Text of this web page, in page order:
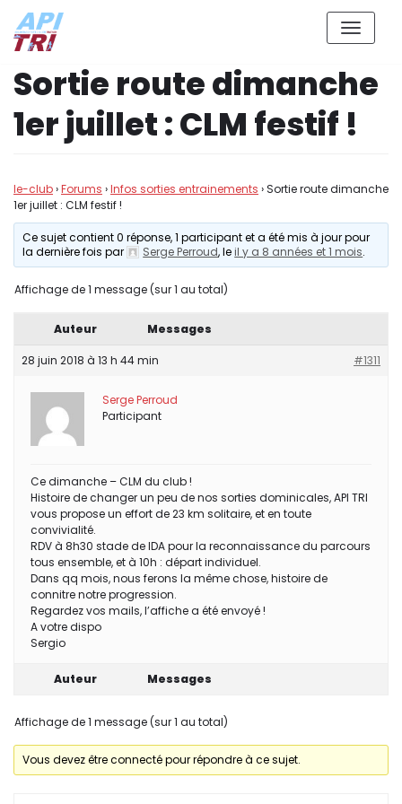
Aller
au
contenu
Sortie route dimanche
1er juillet : CLM festif !
le-club›Forums ›Infos sorties entrainements ›Sortie route dimanche
1er juillet : CLM festif !
Ce sujet contient 0 réponse, 1 participant et a été mis à jour pour
la dernière fois par
Serge Perroud, leil y a 8 années et 1 mois.
Affichage de 1 message (sur 1 au total)
Auteur Messages
28 juin 2018 à 13 h 44 min #1311
Serge Perroud
Participant
Ce dimanche – CLM du club !
Histoire de changer un peu de nos sorties dominicales, API TRI
vous propose un effort de 23 km solitaire, et en toute
convivialité.
RDV à 8h30 stade de IDA pour la reconnaissance du parcours
tous ensemble, et à 10h : départ individuel.
Dans qq mois, nous ferons la même chose, histoire de
connitre notre progression.
Regardez vos mails, l’affiche a été envoyé !
A votre dispo
Sergio
Auteur Messages
Affichage de 1 message (sur 1 au total)
Vous devez être connecté pour répondre à ce sujet.